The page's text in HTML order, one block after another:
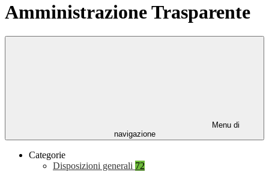
Amministrazione Trasparente
Menu di
navigazione
Categorie
Disposizioni generali 72